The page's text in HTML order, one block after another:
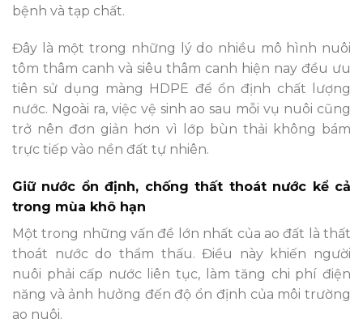
bệnh và tạp chất.
Đây là một trong những lý do nhiều mô hình nuôi
tôm thâm canh và siêu thâm canh hiện nay đều ưu
tiên sử dụng màng HDPE để ổn định chất lượng
nước. Ngoài ra, việc vệ sinh ao sau mỗi vụ nuôi cũng
trở nên đơn giản hơn vì lớp bùn thải không bám
trực tiếp vào nền đất tự nhiên.
Giữ nước ổn định, chống thất thoát nước kể cả
trong mùa khô hạn
Một trong những vấn đề lớn nhất của ao đất là thất
thoát nước do thẩm thấu. Điều này khiến người
nuôi phải cấp nước liên tục, làm tăng chi phí điện
năng và ảnh hưởng đến độ ổn định của môi trường
ao nuôi.